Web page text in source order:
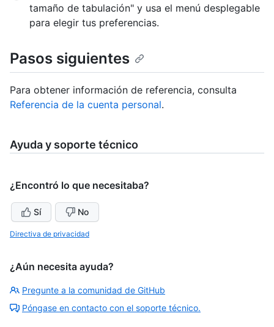
tamaño de tabulación" y usa el menú desplegable
para elegir tus preferencias.
Pasos siguientes
Para obtener información de referencia, consulta
Referencia de la cuenta personal.
Ayuda y soporte técnico
¿Encontró lo que necesitaba?
Sí No
Directiva de privacidad
¿Aún necesita ayuda?
Pregunte a la comunidad de GitHub
Póngase en contacto con el soporte técnico.